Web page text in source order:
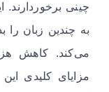
چینی
به چندین زبان را
می‌کند. کاهش
مزایای کلیدی